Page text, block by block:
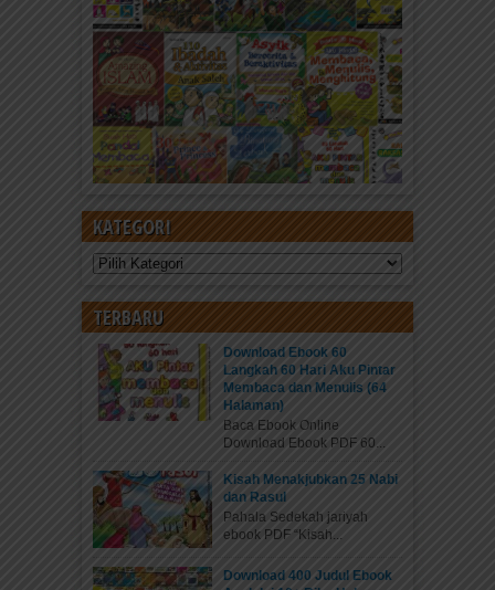
KATEGORI
Kategori
TERBARU
Download Ebook 60
Langkah 60 Hari Aku Pintar
Membaca dan Menulis (64
Halaman)
Baca Ebook Online
Download Ebook PDF 60...
Kisah Menakjubkan 25 Nabi
dan Rasul
Pahala Sedekah jariyah
ebook PDF “Kisah...
Download 400 Judul Ebook